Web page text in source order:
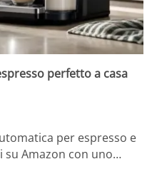
perfetto a casa
per espresso e
su Amazon con uno…